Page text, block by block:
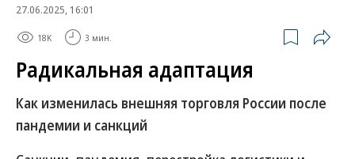
27.06.2025, 16:01
18K 3 мин.
Радикальная адаптация
Как изменилась внешняя торговля России после
пандемии и санкций